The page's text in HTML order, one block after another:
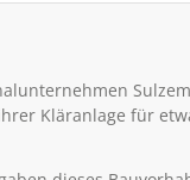
Kläranlage für